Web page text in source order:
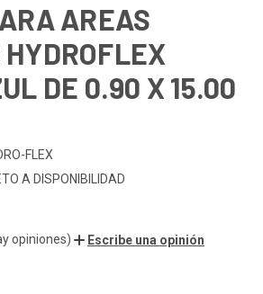
AREAS
DE 0.90 X 15.00
FLEX
A DISPONIBILIDAD
opiniones) Escribe una opinión